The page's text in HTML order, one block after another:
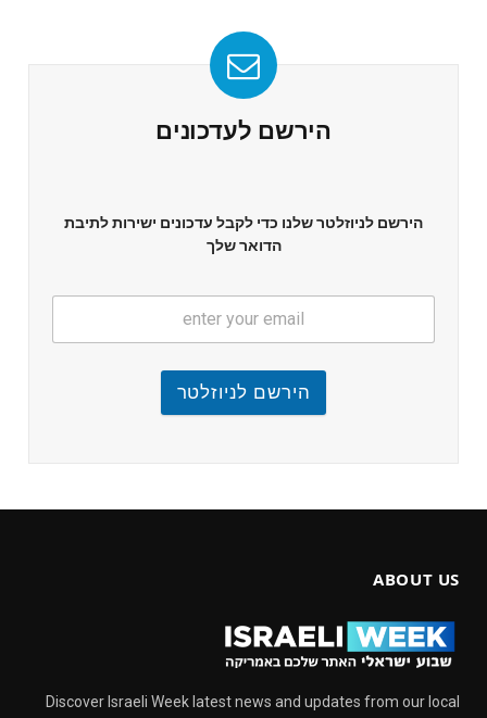
הירשם לעדכונים
הירשם לניוזלטר שלנו כדי לקבל עדכונים ישירות לתיבת
הדואר שלך
הירשם לניוזלטר
ABOUT US
Discover Israeli Week latest news and updates from our local